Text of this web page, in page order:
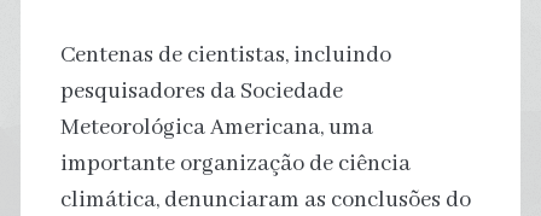
Centenas de cientistas, incluindo
pesquisadores da Sociedade
Meteorológica Americana, uma
importante organização de ciência
climática, denunciaram as conclusões do